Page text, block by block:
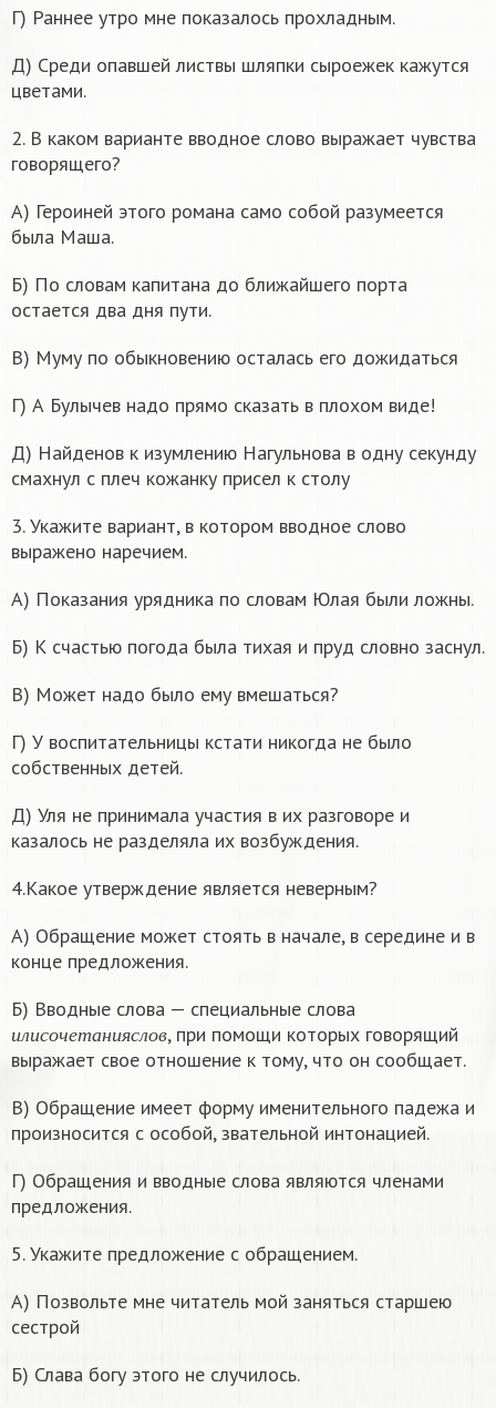
Г) Раннее утро мне показалось прохладным.
Д) Среди опавшей листвы шляпки сыроежек кажутся
цветами.
2. В каком варианте вводное слово выражает чувства
говорящего?
A) Героиней этого романа само собой разумеется
была Маша.
Б) По словам капитана до ближайшего порта
остается два дня пути.
В) Муму по обыкновению осталась его дожидаться
Г) А Булычев надо прямо сказать в плохом виде!
Д) Найденов к изумлению Нагульнова в одну секунду
смахнул с плеч кожанку присел к столу
3. Укажите вариант, в котором вводное слово
выражено наречием.
А) Показания урядника по словам Юлая были ложны.
Б) К счастью погода была тихая и пруд словно заснул.
В) Может надо было ему вмешаться?
Г) У воспитательницы кстати никогда не было
собственных детей.
Д) Уля не принимала участия в их разговоре и
казалось не разделяла их возбуждения.
4.Какое утверждение является неверным?
А) Обращение может стоять в начале, в середине и в
конце предложения.
Б) Вводные слова — специальные слова
ил и с о ч е т а н иясл о в
ил исочетан иясло, при помощи которых говорящий
выражает свое отношение к тому, что он сообщает.
В) Обращение имеет форму именительного падежа и
произносится с особой, звательной интонацией.
Г) Обращения и вводные слова являются членами
предложения.
5. Укажите предложение с обращением.
А) Позвольте мне читатель мой заняться старшею
сестрой
Б) Слава богу этого не случилось.